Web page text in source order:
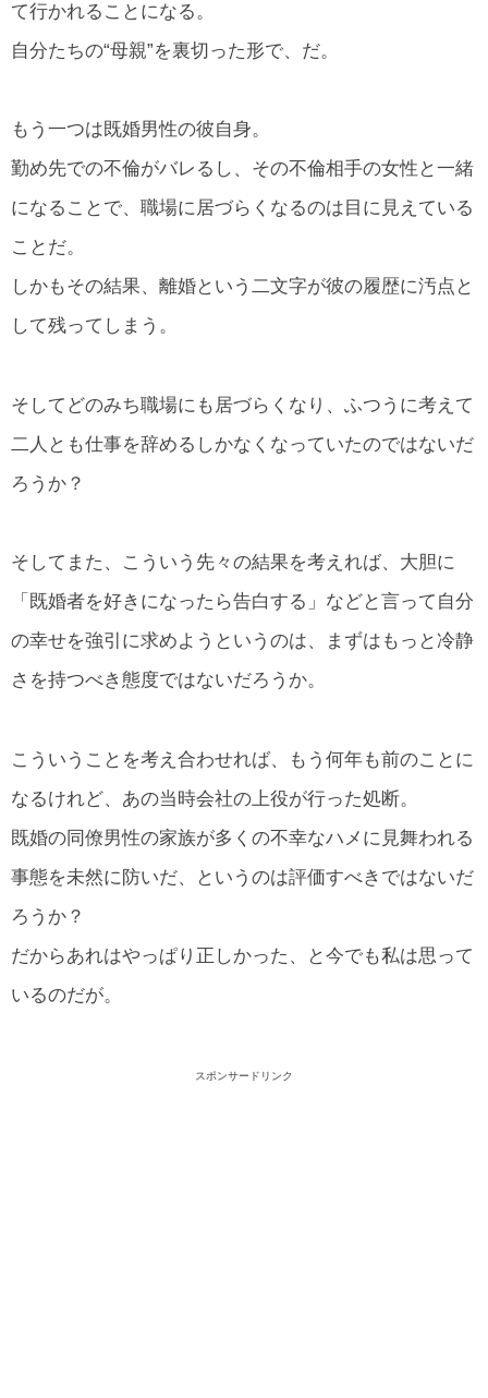
て行かれることになる。
自分たちの“母親”を裏切った形で、だ。
もう一つは既婚男性の彼自身。
勤め先での不倫がバレるし、その不倫相手の女性と一緒
になることで、職場に居づらくなるのは目に見えている
ことだ。
しかもその結果、離婚という二文字が彼の履歴に汚点と
して残ってしまう。
そしてどのみち職場にも居づらくなり、ふつうに考えて
二人とも仕事を辞めるしかなくなっていたのではないだ
ろうか？
そしてまた、こういう先々の結果を考えれば、大胆に
「既婚者を好きになったら告白する」などと言って自分
の幸せを強引に求めようというのは、まずはもっと冷静
さを持つべき態度ではないだろうか。
こういうことを考え合わせれば、もう何年も前のことに
なるけれど、あの当時会社の上役が行った処断。
既婚の同僚男性の家族が多くの不幸なハメに見舞われる
事態を未然に防いだ、というのは評価すべきではないだ
ろうか？
だからあれはやっぱり正しかった、と今でも私は思って
いるのだが。
スポンサードリンク